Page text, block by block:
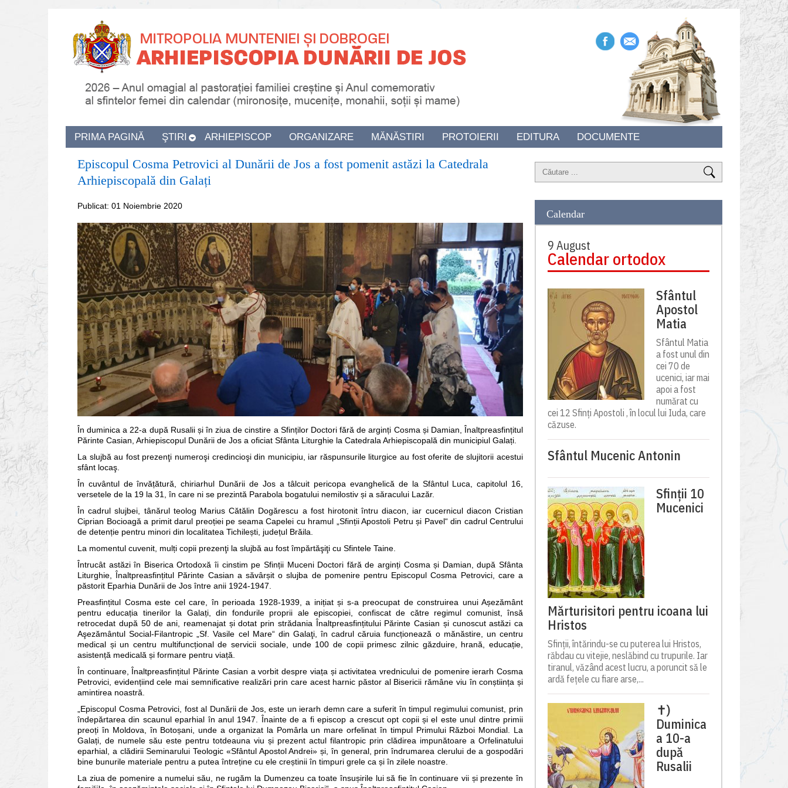
PRIMA PAGINĂ ŞTIRI ARHIEPISCOP ORGANIZARE MĂNĂSTIRI PROTOIERII EDITURA DOCUMENTE
Episcopul Cosma Petrovici al Dunării de Jos a fost pomenit astăzi la Catedrala
Arhiepiscopală din Galați
Publicat: 01 Noiembrie 2020
În duminica a 22-a după Rusalii și în ziua de cinstire a Sfinților Doctori fără de arginți Cosma și Damian, Înaltpreasfințitul
Părinte Casian, Arhiepiscopul Dunării de Jos a oficiat Sfânta Liturghie la Catedrala Arhiepiscopală din municipiul Galați.
La slujbă au fost prezenţi numeroşi credincioşi din municipiu, iar răspunsurile liturgice au fost oferite de slujitorii acestui
sfânt locaş.
În cuvântul de învățătură, chiriarhul Dunării de Jos a tâlcuit pericopa evanghelică de la Sfântul Luca, capitolul 16,
versetele de la 19 la 31, în care ni se prezintă Parabola bogatului nemilostiv și a săracului Lazăr.
În cadrul slujbei, tânărul teolog Marius Cătălin Dogărescu a fost hirotonit întru diacon, iar cucernicul diacon Cristian
Ciprian Bocioagă a primit darul preoției pe seama Capelei cu hramul „Sfinții Apostoli Petru și Pavel“ din cadrul Centrului
de detenție pentru minori din localitatea Tichilești, județul Brăila.
La momentul cuvenit, mulți copii prezenţi la slujbă au fost împărtăşiţi cu Sfintele Taine.
Întrucât astăzi în Biserica Ortodoxă îi cinstim pe Sfinții Muceni Doctori fără de arginți Cosma și Damian, după Sfânta
Liturghie, Înaltpreasfințitul Părinte Casian a săvârșit o slujba de pomenire pentru Episcopul Cosma Petrovici, care a
păstorit Eparhia Dunării de Jos între anii 1924-1947.
Preasfințitul Cosma este cel care, în perioada 1928-1939, a inițiat și s-a preocupat de construirea unui Așezământ
pentru educația tinerilor la Galați, din fondurile proprii ale episcopiei, confiscat de către regimul comunist, însă
retrocedat după 50 de ani, reamenajat și dotat prin strădania Înaltpreasfințitului Părinte Casian și cunoscut astăzi ca
Aşezământul Social-Filantropic „Sf. Vasile cel Mare“ din Galaţi, în cadrul căruia funcționează o mănăstire, un centru
medical și un centru multifuncțional de servicii sociale, unde 100 de copii primesc zilnic găzduire, hrană, educație,
asistență medicală și formare pentru viață.
În continuare, Înaltpreasfințitul Părinte Casian a vorbit despre viața și activitatea vrednicului de pomenire ierarh Cosma
Petrovici, evidențiind cele mai semnificative realizări prin care acest harnic păstor al Bisericii rămâne viu în conștiința și
amintirea noastră.
„Episcopul Cosma Petrovici, fost al Dunării de Jos, este un ierarh demn care a suferit în timpul regimului comunist, prin
îndepărtarea din scaunul eparhial în anul 1947. Înainte de a fi episcop a crescut opt copii și el este unul dintre primii
preoți în Moldova, în Botoșani, unde a organizat la Pomârla un mare orfelinat în timpul Primului Război Mondial. La
Galați, de numele său este pentru totdeauna viu și prezent actul filantropic prin clădirea impunătoare a Orfelinatului
eparhial, a clădirii Seminarului Teologic «Sfântul Apostol Andrei» și, în general, prin îndrumarea clerului de a gospodări
bine bunurile materiale pentru a putea întreține cu ele creștinii în timpuri grele ca și în zilele noastre.
La ziua de pomenire a numelui său, ne rugăm la Dumenzeu ca toate însușirile lui să fie în continuare vii și prezente în
Calendar
9 August
Calendar ortodox
Sfântul
Apostol
Matia
Sfântul Matia
a fost unul din
cei 70 de
ucenici, iar mai
apoi a fost
numărat cu
cei 12 Sfinți Apostoli , în locul lui Iuda, care
căzuse.
Sfântul Mucenic Antonin
Sfinții 10
Mucenici
Mărturisitori pentru icoana lui
Hristos
Sfinții, întărindu-se cu puterea lui Hristos,
răbdau cu vitejie, neslăbind cu trupurile. Iar
tiranul, văzând acest lucru, a poruncit să le
ardă fețele cu fiare arse,...
✝)
Duminica
a 10-a
după
Rusalii